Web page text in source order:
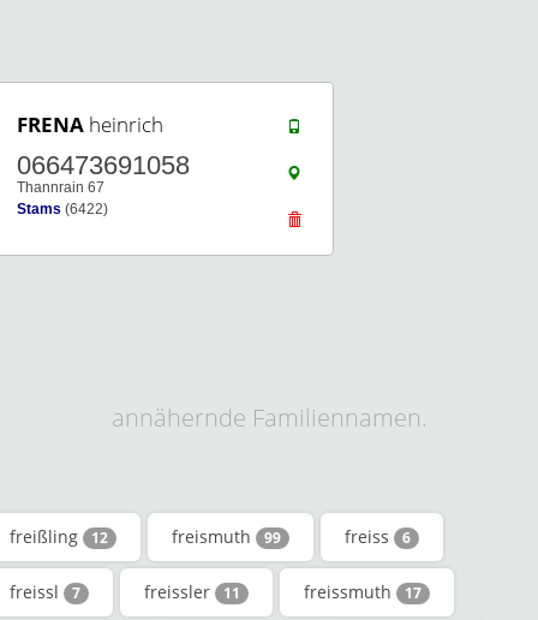
FRENA heinrich
066473691058
Thannrain 67
Stams (6422)
annähernde Familiennamen.
freißling 12 freismuth 99 freiss 6
freissl 7 freissler 11 freissmuth 17